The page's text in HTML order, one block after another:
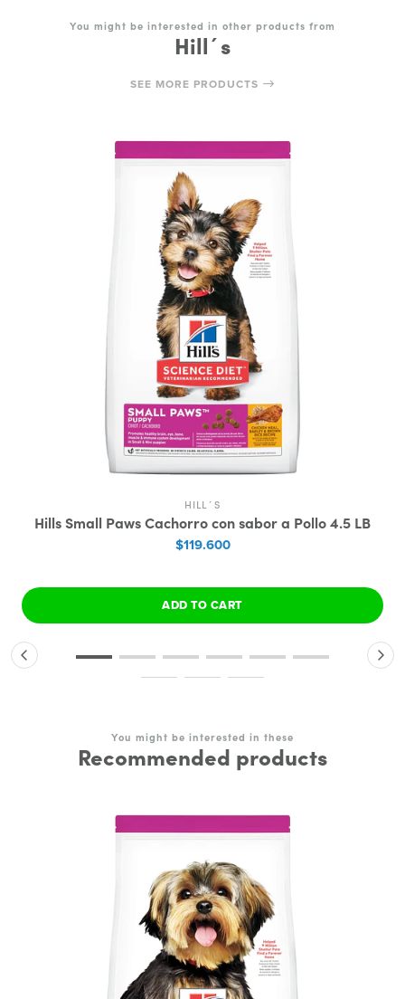
You might be interested in other products from
Hill´s
SEE MORE PRODUCTS
HILL´S
Hills Small Paws Cachorro con sabor a Pollo 4.5 LB
$119.600
ADD TO CART
You might be interested in these
Recommended products